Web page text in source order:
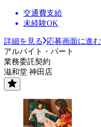
交通費支給
未経験OK
詳細を見る
応募画面に進む
アルバイト・パート
業務委託契約
滋和堂 神田店